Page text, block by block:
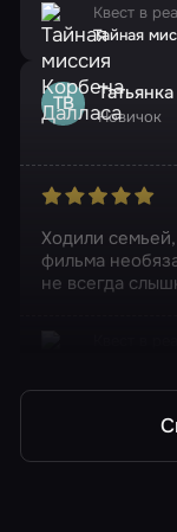
Квест в
Тайная
ТВ
Новичок
Ходили
фильма
не всегда